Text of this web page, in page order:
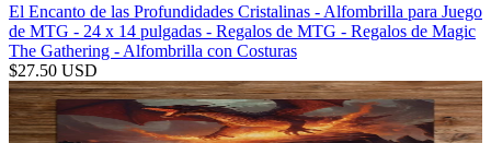
El Encanto de las Profundidades Cristalinas - Alfombrilla para Juego
de MTG - 24 x 14 pulgadas - Regalos de MTG - Regalos de Magic
The Gathering - Alfombrilla con Costuras
$27.50 USD